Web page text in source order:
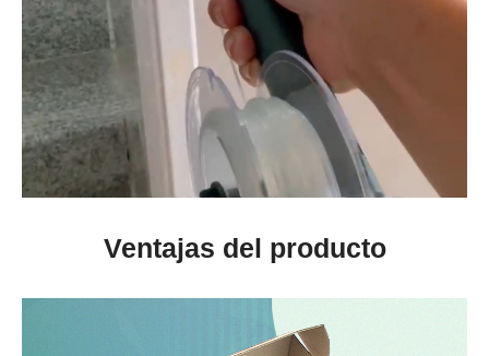
Ventajas del producto